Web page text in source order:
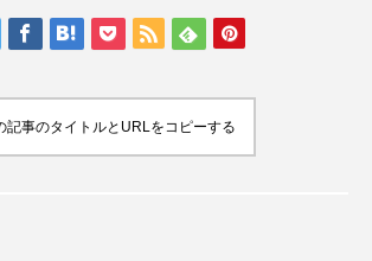
記事のタイトルとURLをコピーする